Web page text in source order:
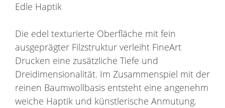
Edle Haptik
Die edel texturierte Oberfläche mit fein
ausgeprägter Filzstruktur verleiht FineArt
Drucken eine zusätzliche Tiefe und
Dreidimensionalität. Im Zusammenspiel mit der
reinen Baumwollbasis entsteht eine angenehm
weiche Haptik und künstlerische Anmutung.